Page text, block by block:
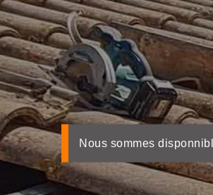
Nous sommes